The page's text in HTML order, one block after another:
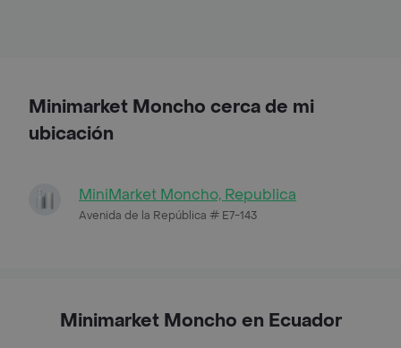
Minimarket Moncho cerca de mi
ubicación
MiniMarket Moncho, Republica
Avenida de la República # E7-143
Minimarket Moncho en Ecuador